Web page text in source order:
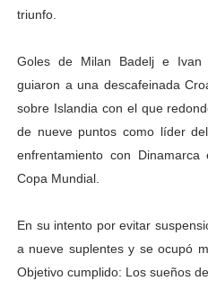
Gobernador Arnaldo
Plan Quirúrgico Regional
triunfo.
Goles de Milan Badelj e
guiaron a una descafeinada
sobre Islandia con el que
de nueve puntos como líder
enfrentamiento con
Copa Mundial.
En su intento por evitar
a nueve suplentes y se ocupó
Objetivo cumplido: Los sueños